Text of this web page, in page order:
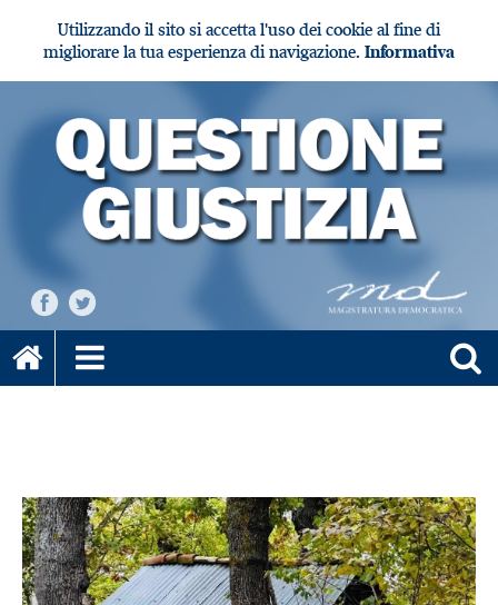
Utilizzando il sito si accetta l'uso dei cookie al fine di
migliorare la tua esperienza di navigazione. Informativa